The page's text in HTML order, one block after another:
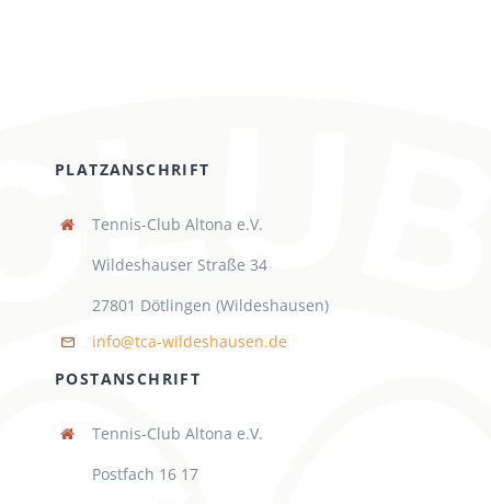
PLATZANSCHRIFT
Tennis-Club Altona e.V.
Wildeshauser Straße 34
27801 Dötlingen (Wildeshausen)
info@tca-wildeshausen.de
POSTANSCHRIFT
Tennis-Club Altona e.V.
Postfach 16 17